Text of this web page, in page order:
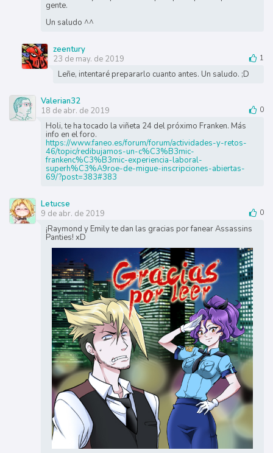
gente.
Un saludo ^^
zeentury
23 de may. de 2019
1
Leñe, intentaré prepararlo cuanto antes. Un saludo. ;D
Valerian32
18 de abr. de 2019
0
Holi, te ha tocado la viñeta 24 del próximo Franken. Más
info en el foro.
https://www.faneo.es/forum/forum/actividades-y-retos-
46/topic/redibujamos-un-c%C3%B3mic-
frankenc%C3%B3mic-experiencia-laboral-
superh%C3%A9roe-de-migue-inscripciones-abiertas-
69/?post=383#383
Letucse
9 de abr. de 2019
0
¡Raymond y Emily te dan las gracias por fanear Assassins
Panties! xD